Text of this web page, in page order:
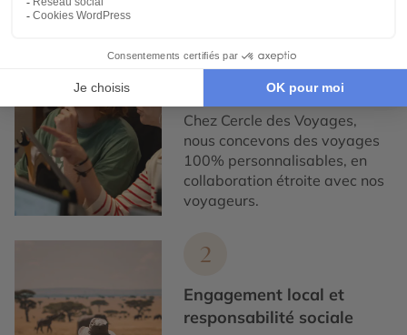
Expertise et co-
construction
Chez Cercle des Voyages,
nous concevons des voyages
100% personnalisables, en
collaboration étroite avec nos
voyageurs.
2
Engagement local et
responsabilité sociale